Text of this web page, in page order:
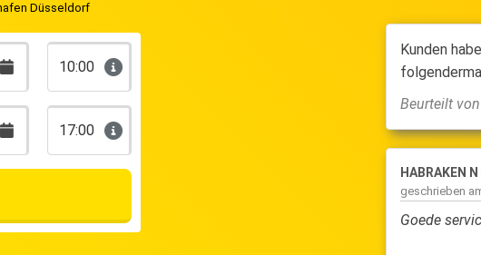
Düsseldorf
10:00
17:00
Kunden
Beurteilt
HABRAKEN N 8.3
Goede service
Helmy
Netjes